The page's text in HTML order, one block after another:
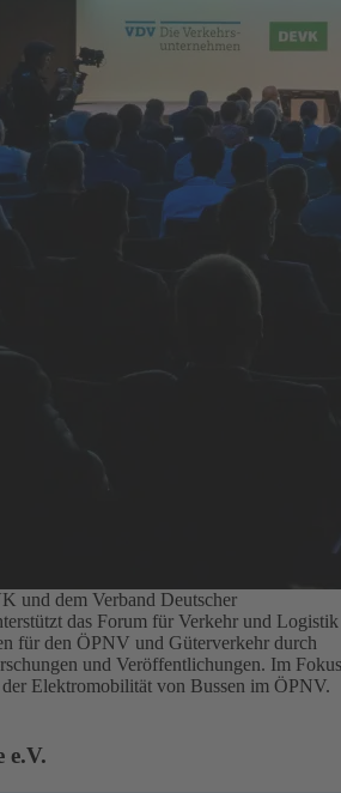
und dem Verband Deutscher
das Forum für Verkehr und Logistik
für den ÖPNV und Güterverkehr durch
und Veröffentlichungen. Im Fokus
Elektromobilität von Bussen im ÖPNV.
e.V.